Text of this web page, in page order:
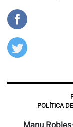
POLÍTICA
Manu